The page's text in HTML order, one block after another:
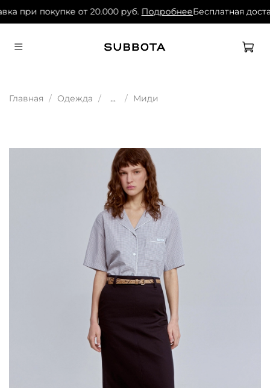
при покупке от 20.000 руб.ПодробнееБесплатная
Главная Одежда ... Миди